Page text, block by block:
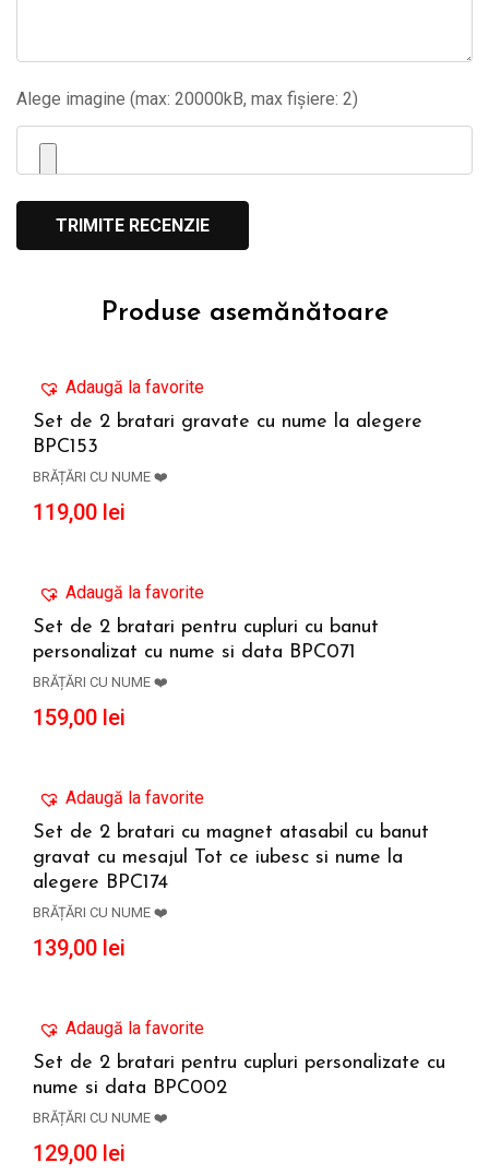
Alege imagine (max: 20000kB, max fișiere: 2)
Produse asemănătoare
Adaugă la favorite
Set de 2 bratari gravate cu nume la alegere
BPC153
BRĂȚĂRI CU NUME ❤️
119,00 lei
Adaugă la favorite
Set de 2 bratari pentru cupluri cu banut
personalizat cu nume si data BPC071
BRĂȚĂRI CU NUME ❤️
159,00 lei
Adaugă la favorite
Set de 2 bratari cu magnet atasabil cu banut
gravat cu mesajul Tot ce iubesc si nume la
alegere BPC174
BRĂȚĂRI CU NUME ❤️
139,00 lei
Adaugă la favorite
Set de 2 bratari pentru cupluri personalizate cu
nume si data BPC002
BRĂȚĂRI CU NUME ❤️
129,00 lei